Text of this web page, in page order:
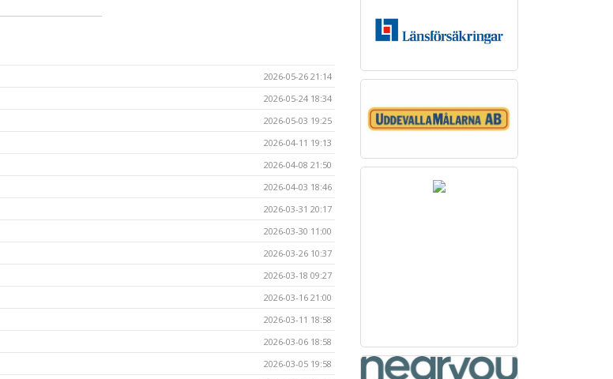
2026-05-26 21:14
2026-05-24 18:34
2026-05-03 19:25
2026-04-11 19:13
2026-04-08 21:50
2026-04-03 18:46
2026-03-31 20:17
2026-03-30 11:00
2026-03-26 10:37
2026-03-18 09:27
2026-03-16 21:00
2026-03-11 18:58
2026-03-06 18:58
2026-03-05 19:58